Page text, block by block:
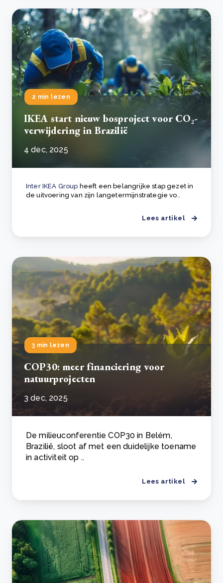
2 min lezen
IKEA start nieuw bosproject voor CO₂-
verwijdering in Brazilië
4 dec, 2025
Inter IKEA Group heeft een belangrijke stap gezet in
de uitvoering van zijn langetermijnstrategie vo..
Lees artikel
3 min lezen
COP30: meer financiering voor
natuurprojecten
3 dec, 2025
De milieuconferentie COP30 in Belém,
Brazilië, sloot af met een duidelijke toename
in activiteit op ..
Lees artikel